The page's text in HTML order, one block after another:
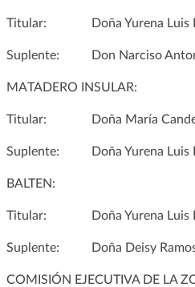
Titular: Doña Yurena
Suplente: Don Narciso
MATADERO INSULAR:
Titular: Doña María
Suplente: Doña Yurena
BALTEN:
Titular: Doña Yurena
Suplente: Doña Deisy Ramos
COMISIÓN EJECUTIVA DE LA